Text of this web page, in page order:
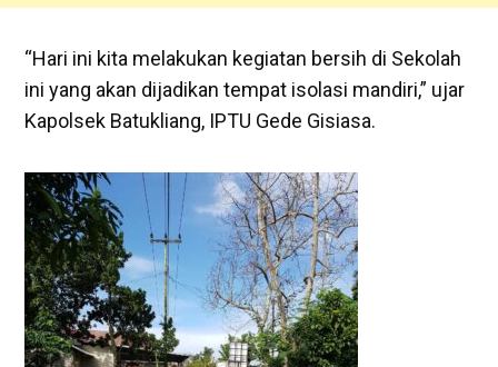
“Hari ini kita melakukan kegiatan bersih di Sekolah
ini yang akan dijadikan tempat isolasi mandiri,” ujar
Kapolsek Batukliang, IPTU Gede Gisiasa.